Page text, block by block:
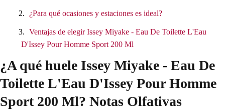
¿Para qué ocasiones y estaciones es ideal?
Ventajas de elegir Issey Miyake - Eau De Toilette L'Eau
D'Issey Pour Homme Sport 200 Ml
¿A qué huele Issey Miyake - Eau De
Toilette L'Eau D'Issey Pour Homme
Sport 200 Ml? Notas Olfativas